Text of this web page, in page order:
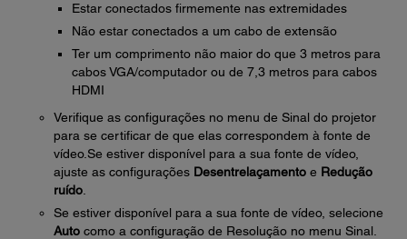
Estar conectados firmemente nas extremidades
Não estar conectados a um cabo de extensão
Ter um comprimento não maior do que 3 metros para
cabos VGA/computador ou de 7,3 metros para cabos
HDMI
Verifique as configurações no menu de Sinal do projetor
para se certificar de que elas correspondem à fonte de
vídeo.Se estiver disponível para a sua fonte de vídeo,
ajuste as configurações Desentrelaçamento e Redução
ruído
Se estiver disponível para a sua fonte de vídeo, selecione
Auto como a configuração de Resolução no menu Sinal.